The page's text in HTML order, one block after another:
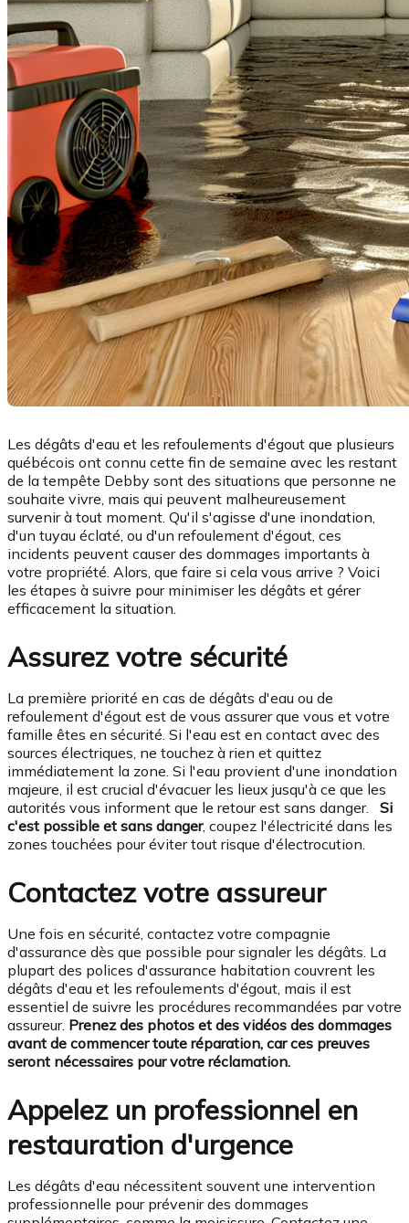
Les dégâts d'eau et les refoulements d'égout que plusieurs
québécois ont connu cette fin de semaine avec les restant
de la tempête Debby sont des situations que personne ne
souhaite vivre, mais qui peuvent malheureusement
survenir à tout moment. Qu'il s'agisse d'une inondation,
d'un tuyau éclaté, ou d'un refoulement d'égout, ces
incidents peuvent causer des dommages importants à
votre propriété. Alors, que faire si cela vous arrive ? Voici
les étapes à suivre pour minimiser les dégâts et gérer
efficacement la situation.
Assurez votre sécurité
La première priorité en cas de dégâts d'eau ou de
refoulement d'égout est de vous assurer que vous et votre
famille êtes en sécurité. Si l'eau est en contact avec des
sources électriques, ne touchez à rien et quittez
immédiatement la zone. Si l'eau provient d'une inondation
majeure, il est crucial d'évacuer les lieux jusqu'à ce que les
autorités vous informent que le retour est sans danger. Si
c'est possible et sans danger, coupez l'électricité dans les
zones touchées pour éviter tout risque d'électrocution.
Contactez votre assureur
Une fois en sécurité, contactez votre compagnie
d'assurance dès que possible pour signaler les dégâts. La
plupart des polices d'assurance habitation couvrent les
dégâts d'eau et les refoulements d'égout, mais il est
essentiel de suivre les procédures recommandées par votre
assureur. Prenez des photos et des vidéos des dommages
avant de commencer toute réparation, car ces preuves
seront nécessaires pour votre réclamation.
Appelez un professionnel en
restauration d'urgence
Les dégâts d'eau nécessitent souvent une intervention
professionnelle pour prévenir des dommages